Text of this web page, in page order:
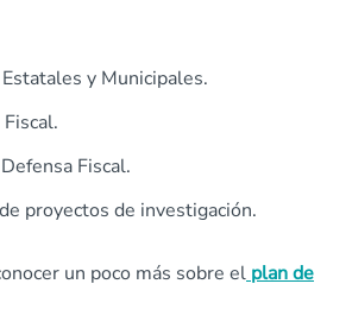
y Municipales.
Fiscal.
proyectos de investigación.
un poco más sobre el plan de